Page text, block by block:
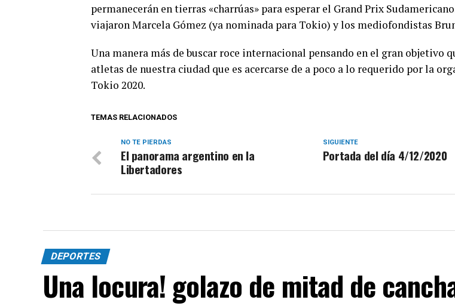
permanecerán en tierras «charrúas» para esperar el Grand Prix
viajaron Marcela Gómez (ya nominada para Tokio) y los mediofondistas
Una manera más de buscar roce internacional pensando en el gran objetivo
atletas de nuestra ciudad que es acercarse de a poco a lo requerido por la
Tokio 2020.
TEMAS RELACIONADOS
SIGUIENTE
Portada del día 4/12/2020
NO TE PIERDAS
El panorama argentino en la
Libertadores
DEPORTES
Una locura! golazo de mitad de